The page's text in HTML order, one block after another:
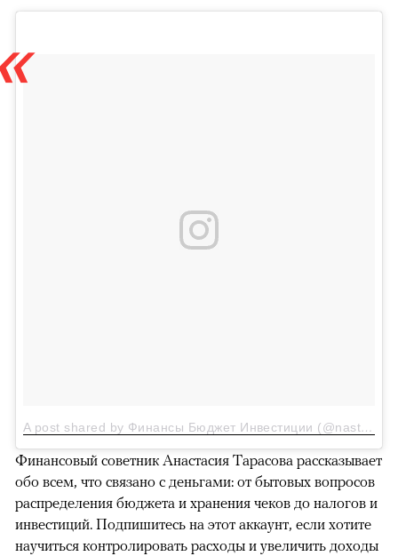
A post shared by Финансы Бюджет Инвестиции (@nastya_docs)
Финансовый советник Анастасия Тарасова рассказывает
обо всем, что связано с деньгами: от бытовых вопросов
распределения бюджета и хранения чеков до налогов и
инвестиций. Подпишитесь на этот аккаунт, если хотите
научиться контролировать расходы и увеличить доходы